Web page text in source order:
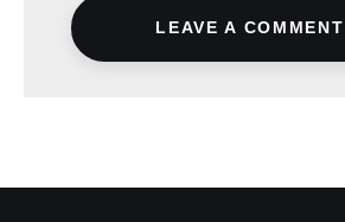
LEAVE A COMMENT